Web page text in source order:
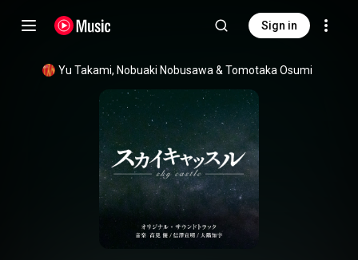
Sign in
Yu Takami, Nobuaki Nobusawa & Tomotaka Osumi